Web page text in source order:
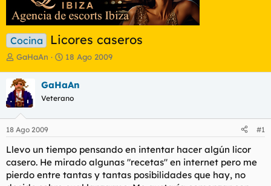
Cocina Licores caseros
I
i
c
i
a
d
o
d
e
l
GaHaAn
F
h
a
e
i
c
i
18 Ago 2009
GaHaAn
Veterano
18 Ago 2009 #1
Llevo un tiempo pensando en intentar hacer algún licor
casero. He mirado algunas "recetas" en internet pero me
pierdo entre tantas y tantas posibilidades que hay, no